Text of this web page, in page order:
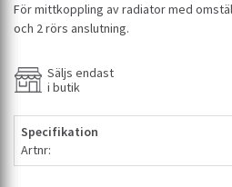
För mittkoppling av radiator med
och 2 rörs anslutning.
Säljs endast
i butik
Specifikation
Artnr: